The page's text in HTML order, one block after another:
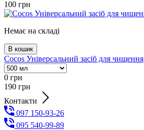
100 грн
Немає на складі
В кошик
Cocos Універсальний засіб для чищення
0 грн
190 грн
Контакти
097 150-93-26
095 540-99-89